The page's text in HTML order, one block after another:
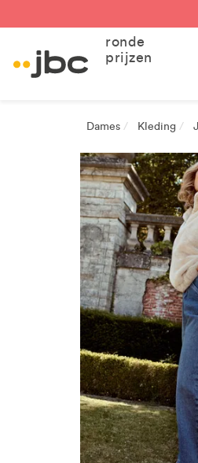
ronde
prijzen
Dames / Kleding /